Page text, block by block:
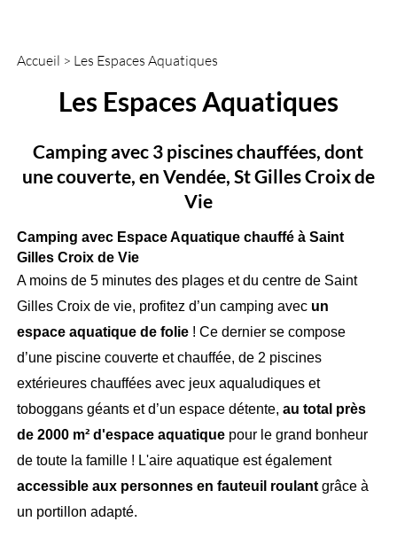
Accueil > Les Espaces Aquatiques
Les Espaces Aquatiques
Camping avec 3 piscines chauffées, dont
une couverte, en Vendée, St Gilles Croix de
Vie
Camping avec Espace Aquatique chauffé à Saint
Gilles Croix de Vie
A moins de 5 minutes des plages et du centre de Saint
Gilles Croix de vie, profitez d’un camping avec un
espace aquatique de folie! Ce dernier se compose
d’une piscine couverte et chauffée, de 2 piscines
extérieures chauffées avec jeux aqualudiques et
toboggans géants et d’un espace détente, au total près
de 2000 m² d'espace aquatiquepour le grand bonheur
de toute la famille ! L'aire aquatique est également
accessible aux personnes en fauteuil roulantgrâce à
un portillon adapté.